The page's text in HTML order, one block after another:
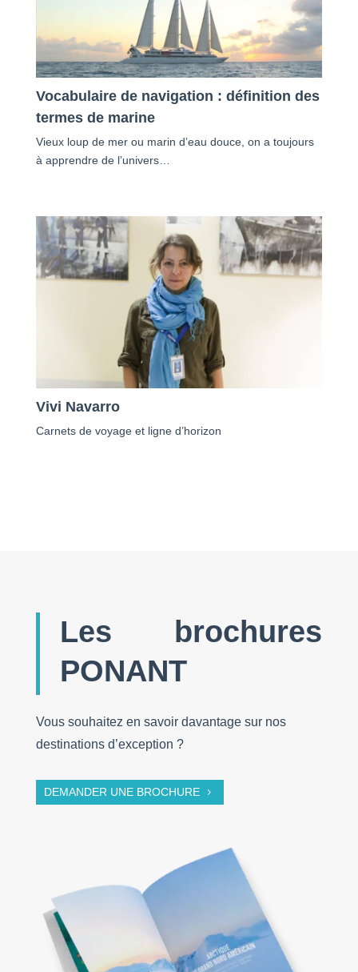
Vocabulaire de navigation : définition des
termes de marine
Vieux loup de mer ou marin d’eau douce, on a toujours
à apprendre de l’univers…
Vivi Navarro
Carnets de voyage et ligne d’horizon
Les brochures
PONANT
Vous souhaitez en savoir davantage sur nos
destinations d’exception ?
DEMANDER UNE BROCHURE